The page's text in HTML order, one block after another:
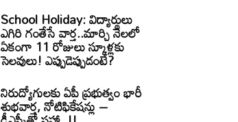
School Holiday: విద్యార్థులు
ఎగిరి గంతేసే వార్త..మార్చి నెలలో
ఏకంగా 11 రోజులు స్కూళ్లకు
సెలవులు! ఎప్పుడెప్పుడంటే?
నిరుద్యోగులకు ఏపీ ప్రభుత్వం భారీ
శుభవార్త, నోటిఫికేషన్లు –